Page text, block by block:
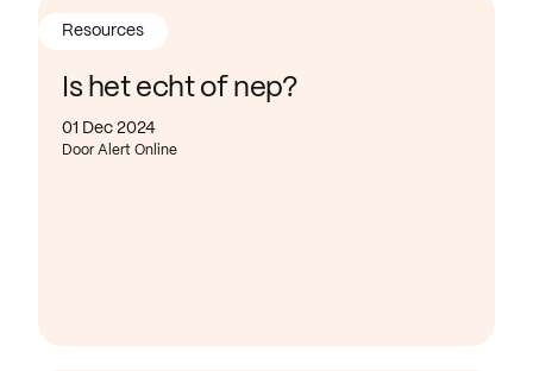
Is het echt of nep?
01 Dec 2024
Door Alert Online
Resources